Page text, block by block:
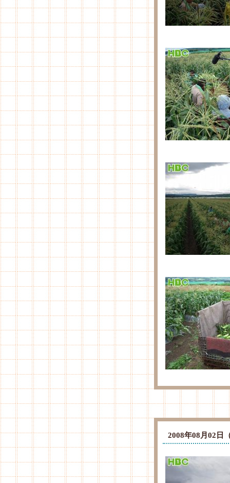
2008年08月02